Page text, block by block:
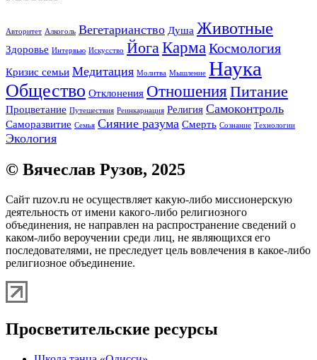
Авторитет Алкоголь Вегетарианство Душа Животные
Здоровье Интервью Искусство ЙогаКарма Космология
Кризис семьи Медитация Молитва Мышление Наука
Общество Отклонения Отношения Питание
Процветание Путешествия Реинкарнация Религия Самоконтроль
Саморазвитие Семья Сияние разума Смерть Сознание Технологии
Экология
© Вячеслав Рузов, 2025
Сайт ruzov.ru не осуществляет какую-либо миссионерскую
деятельность от имени какого-либо религиозного
объединения, не направлен на распространение сведений о
каком-либо вероучении среди лиц, не являющихся его
последователями, не преследует цель вовлечения в какое-либо
религиозное объединение.
Просветительские ресурсы